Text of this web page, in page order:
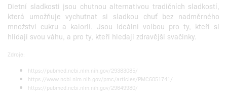
Dietní sladkosti jsou chutnou alternativou tradičních sladkostí,
která umožňuje vychutnat si sladkou chuť bez nadměrného
množství cukru a kalorií. Jsou ideální volbou pro ty, kteří si
hlídají svou váhu, a pro ty, kteří hledají zdravější svačinky.
Zdroje:
https://pubmed.ncbi.nlm.nih.gov/29383085/
https://www.ncbi.nlm.nih.gov/pmc/articles/PMC6051741/
https://pubmed.ncbi.nlm.nih.gov/29649980/